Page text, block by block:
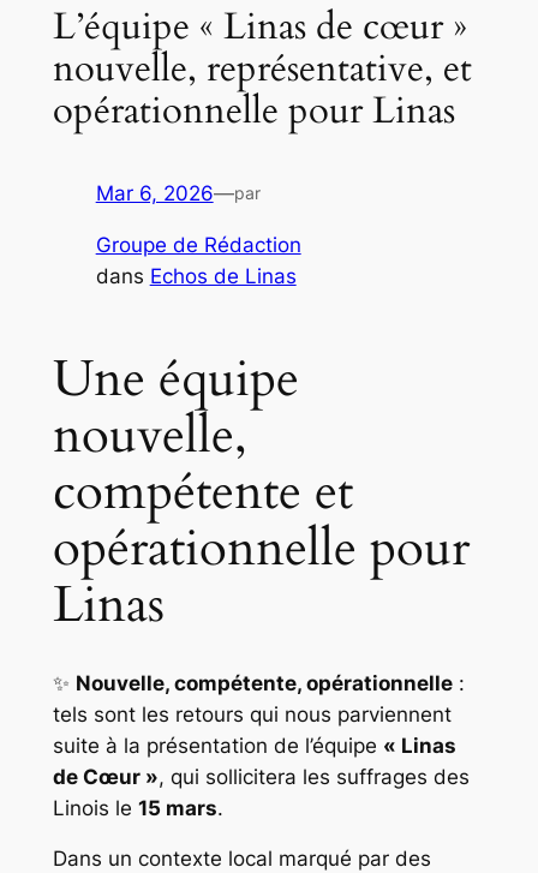
L’équipe « Linas de cœur »
nouvelle, représentative, et
opérationnelle pour Linas
Mar 6, 2026—par
Groupe de Rédaction
dans Echos de Linas
Une équipe
nouvelle,
compétente et
opérationnelle pour
Linas
✨ Nouvelle, compétente, opérationnelle:
tels sont les retours qui nous parviennent
suite à la présentation de l’équipe « Linas
de Cœur », qui sollicitera les suffrages des
Linois le 15 mars.
Dans un contexte local marqué par des